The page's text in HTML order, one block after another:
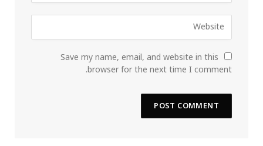
Save my name, email, and website in this
browser for the next time I comment.